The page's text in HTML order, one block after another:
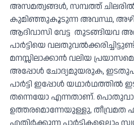
അസമത്വങ്ങൾ, സമ്പത്ത് ചിലരിൽ
കുമിഞ്ഞുകൂടുന്ന അവസ്ഥ,
ആദിവാസി വേട്ട തുടങ്ങിയവ
പാർട്ടിയെ
മനസ്സിലാക്കാൻ വലിയ
അപ്പോൾ ചോദ്യമുയരുക,
പാർട്ടി ഇപ്പോൾ യഥാർഥത്തിൽ
തന്നെയോ എന്നതാണ്.
ഉത്തരമൊന്നേയുള്ളു, തീവ്രമത